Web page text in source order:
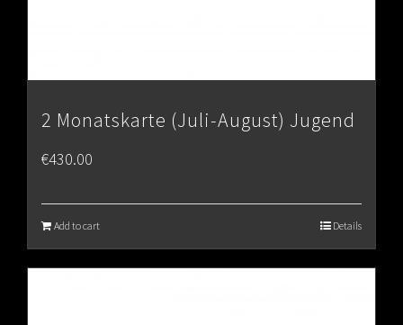
2 Monatskarte (Juli-August) Jugend
€430.00
Add to cart Details